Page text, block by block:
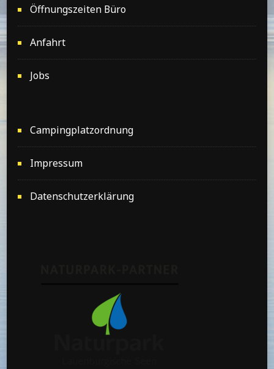
Öffnungszeiten Büro
Anfahrt
Jobs
Campingplatzordnung
Impressum
Datenschutzerklärung